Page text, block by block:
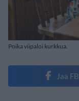
Poika viipaloi kurkkua.
Jaa FB